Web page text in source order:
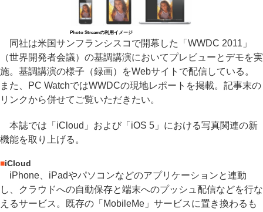
Photo Streamの利用イメージ
同社は米国サンフランシスコで開幕した「WWDC 2011」
（世界開発者会議）の基調講演においてプレビューとデモを実
施。基調講演の様子（録画）をWebサイトで配信している。
また、PC WatchではWWDCの現地レポートを掲載。記事末の
リンクから併せてご覧いただきたい。
本誌では「iCloud」および「iOS 5」における写真関連の新
機能を取り上げる。
■iCloud
iPhone、iPadやパソコンなどのアプリケーションと連動
し、クラウドへの自動保存と端末へのプッシュ配信などを行な
えるサービス。既存の「MobileMe」サービスに置き換わるも